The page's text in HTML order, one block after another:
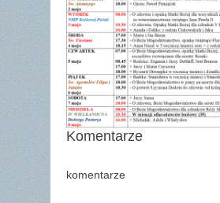
Komentarze
komentarze